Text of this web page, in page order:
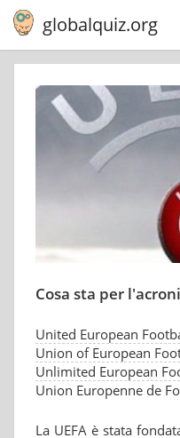
globalquiz.org
Cosa sta per
United European
Union of European
Unlimited European
Union Europenne de
La UEFA è stata